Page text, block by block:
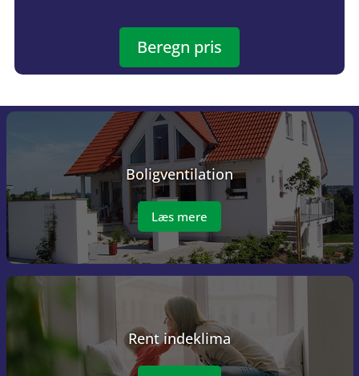
Beregn pris
Boligventilation
Læs mere
Rent indeklima